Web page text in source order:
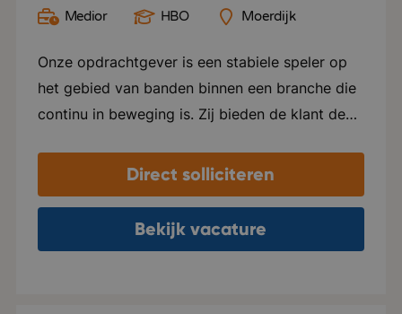
Medior HBO Moerdijk
Onze opdrachtgever is een stabiele speler op
het gebied van banden binnen een branche die
continu in beweging is. Zij bieden de klant de
voorraad bevat alle A-merken, maar ze laten
ook private labels produceren. Kortom, ze
leveren kwaliteit! De organisatie is een holding
waaronder een aantal zusterbedrijven vallen. In
Direct solliciteren
Bekijk vacature